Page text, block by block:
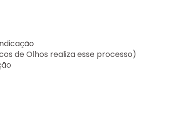
de Olhos realiza esse processo)